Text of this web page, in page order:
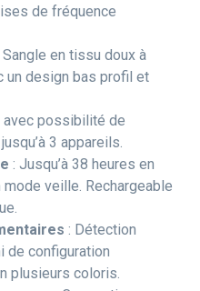
de fréquence
Sangle en tissu doux à
un design bas profil et
avec possibilité de
3 appareils.
: Jusqu’à 38 heures en
veille. Rechargeable
: Détection
de configuration
plusieurs coloris.